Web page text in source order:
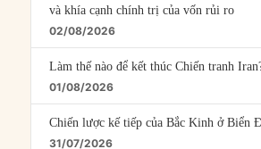
và khía cạnh chính trị của vốn rủi ro
02/08/2026
Làm thế nào để kết thúc Chiến tranh
01/08/2026
Chiến lược kế tiếp của Bắc Kinh ở Biển
31/07/2026